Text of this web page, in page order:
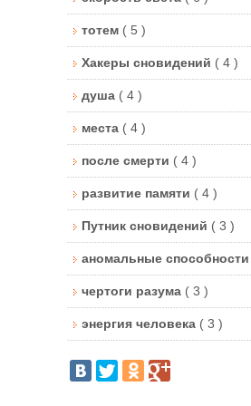
тотем ( 5 )
Хакеры сновидений ( 4 )
душа ( 4 )
места ( 4 )
после смерти ( 4 )
развитие памяти ( 4 )
Путник сновидений ( 3 )
аномальные способности
чертоги разума ( 3 )
энергия человека ( 3 )